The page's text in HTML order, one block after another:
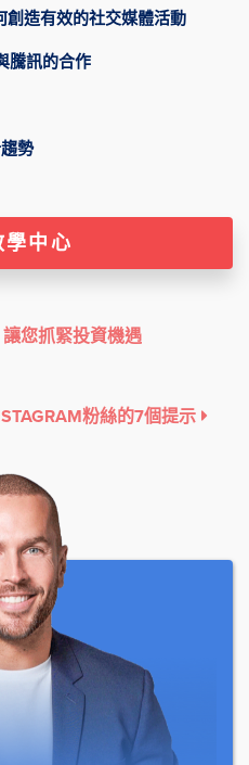
造有效的社交媒體活動
騰訊的合作
勢
中心
您抓緊投資機遇
粉絲的7個提示